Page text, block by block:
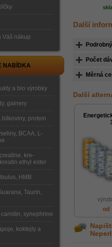
Další
Počet
Měrná
Další
od
Váš nákup
NABÍDKA
a bio výrobky
gainery
bílkoviny, protein
BCAA, L-
kre-
ethyl ester
HMB
Taurin,
carnitin, synephrine
koktejly a